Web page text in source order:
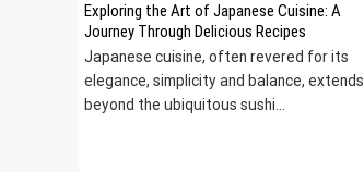
Exploring the Art of Japanese Cuisine: A
Journey Through Delicious Recipes
Japanese cuisine, often revered for its
elegance, simplicity and balance, extends
beyond the ubiquitous sushi...